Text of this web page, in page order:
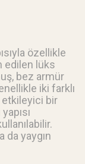
özellikle
edilen lüks
bez armür
iki farklı
bir
da yaygın